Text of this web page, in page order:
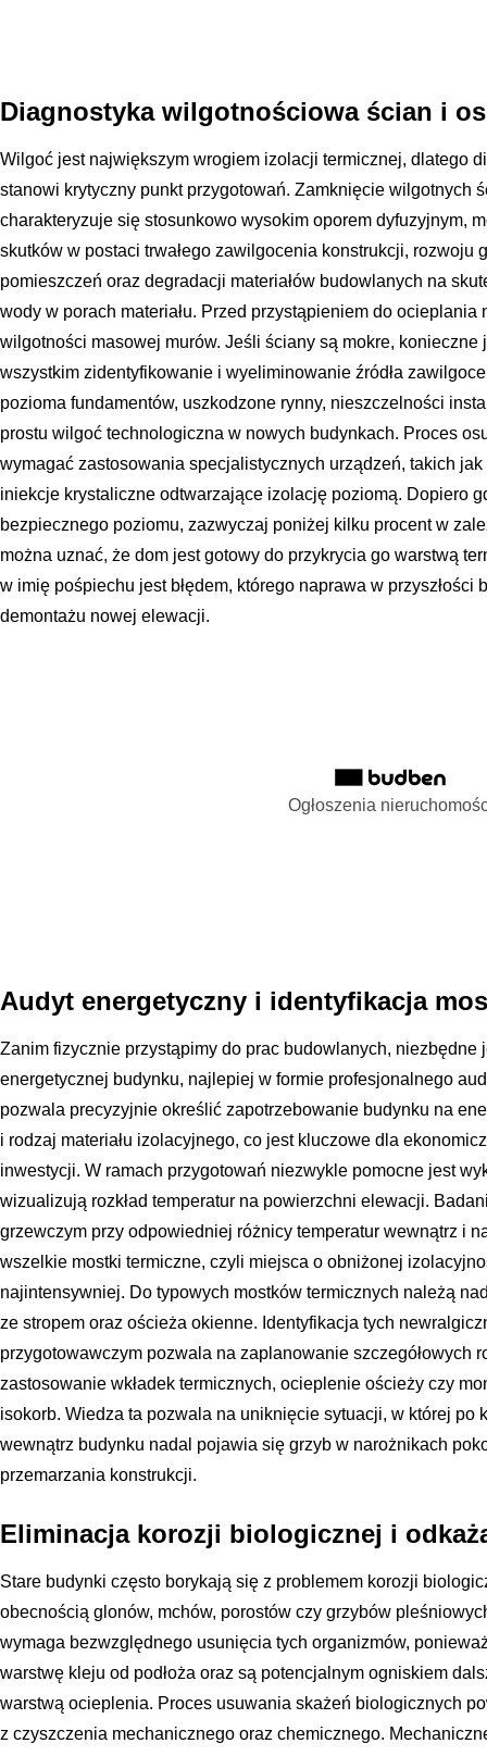
Diagnostyka wilgotnościowa ścian i
Wilgoć jest największym wrogiem izolacji termicznej, dlatego
stanowi krytyczny punkt przygotowań. Zamknięcie wilgotnych
charakteryzuje się stosunkowo wysokim oporem dyfuzyjnym,
skutków w postaci trwałego zawilgocenia konstrukcji, rozwoju
pomieszczeń oraz degradacji materiałów budowlanych na
wody w porach materiału. Przed przystąpieniem do
wilgotności masowej murów. Jeśli ściany są mokre,
wszystkim zidentyfikowanie i wyeliminowanie źródła
pozioma fundamentów, uszkodzone rynny, nieszczelności
prostu wilgoć technologiczna w nowych budynkach. Proces
wymagać zastosowania specjalistycznych urządzeń, takich
iniekcje krystaliczne odtwarzające izolację poziomą. Dopiero
bezpiecznego poziomu, zazwyczaj poniżej kilku procent w
można uznać, że dom jest gotowy do przykrycia go warstwą
w imię pośpiechu jest błędem, którego naprawa w przyszłości
demontażu nowej elewacji.
Ogłoszenia
Audyt energetyczny i identyfikacja
Zanim fizycznie przystąpimy do prac budowlanych, niezbędne
energetycznej budynku, najlepiej w formie profesjonalnego
pozwala precyzyjnie określić zapotrzebowanie budynku na
i rodzaj materiału izolacyjnego, co jest kluczowe dla
inwestycji. W ramach przygotowań niezwykle pomocne jest
wizualizują rozkład temperatur na powierzchni elewacji.
grzewczym przy odpowiedniej różnicy temperatur wewnątrz i
wszelkie mostki termiczne, czyli miejsca o obniżonej
najintensywniej. Do typowych mostków termicznych należą
ze stropem oraz ościeża okienne. Identyfikacja tych
przygotowawczym pozwala na zaplanowanie szczegółowych
zastosowanie wkładek termicznych, ocieplenie ościeży czy
isokorb. Wiedza ta pozwala na uniknięcie sytuacji, w której po
wewnątrz budynku nadal pojawia się grzyb w narożnikach
przemarzania konstrukcji.
Eliminacja korozji biologicznej i
Stare budynki często borykają się z problemem korozji
obecnością glonów, mchów, porostów czy grzybów
wymaga bezwzględnego usunięcia tych organizmów,
warstwę kleju od podłoża oraz są potencjalnym ogniskiem
warstwą ocieplenia. Proces usuwania skażeń biologicznych
z czyszczenia mechanicznego oraz chemicznego.